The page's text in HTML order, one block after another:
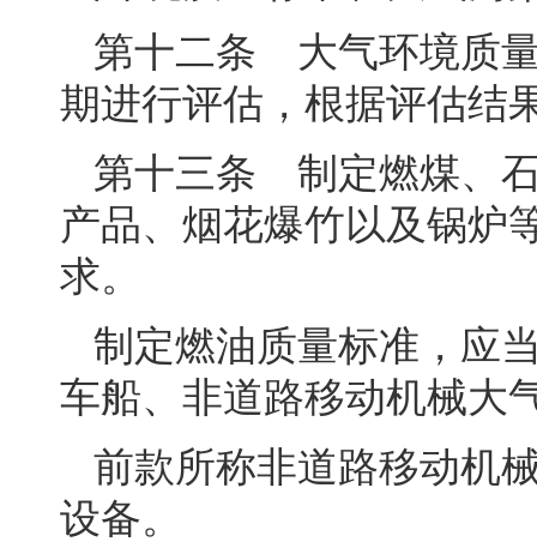
第十二条 大气环境质
期进行评估，根据评估结
第十三条 制定燃煤、
产品、烟花爆竹以及锅炉
求。
制定燃油质量标准，应
车船、非道路移动机械大
前款所称非道路移动机
设备。